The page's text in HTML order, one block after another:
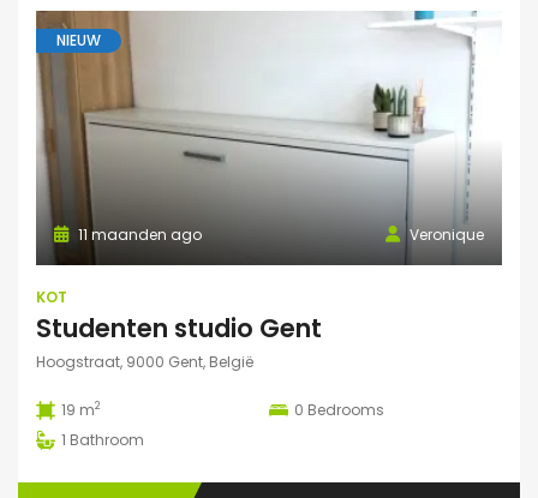
NIEUW
Veronique
11 maanden ago
KOT
Studenten studio Gent
Hoogstraat, 9000 Gent, België
19 m2 0 Bedrooms
1 Bathroom